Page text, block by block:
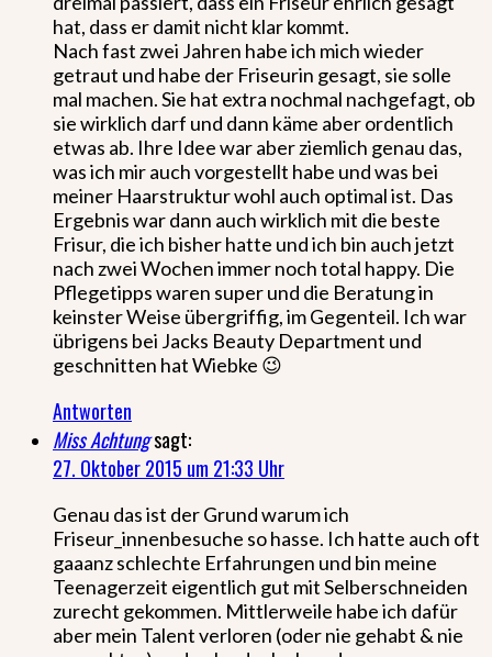
hat, dass er damit nicht klar kommt.
Nach fast zwei Jahren habe ich mich wieder
getraut und habe der Friseurin gesagt, sie solle
mal machen. Sie hat extra nochmal nachgefagt, ob
sie wirklich darf und dann käme aber ordentlich
etwas ab. Ihre Idee war aber ziemlich genau das,
was ich mir auch vorgestellt habe und was bei
meiner Haarstruktur wohl auch optimal ist. Das
Ergebnis war dann auch wirklich mit die beste
Frisur, die ich bisher hatte und ich bin auch jetzt
nach zwei Wochen immer noch total happy. Die
Pflegetipps waren super und die Beratung in
keinster Weise übergriffig, im Gegenteil. Ich war
übrigens bei Jacks Beauty Department und
geschnitten hat Wiebke 😉
Antworten
Miss Achtungsagt:
27. Oktober 2015 um 21:33 Uhr
Genau das ist der Grund warum ich
Friseur_innenbesuche so hasse. Ich hatte auch oft
gaaanz schlechte Erfahrungen und bin meine
Teenagerzeit eigentlich gut mit Selberschneiden
zurecht gekommen. Mittlerweile habe ich dafür
aber mein Talent verloren (oder nie gehabt & nie